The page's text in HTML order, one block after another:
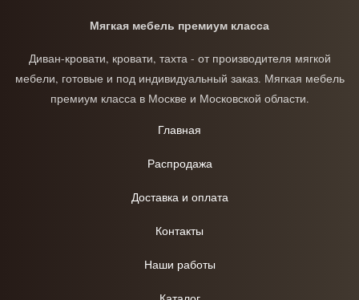
Мягкая мебель премиум класса
Диван-кровати, кровати, тахта - от производителя мягкой
мебели, готовые и под индивидуальный заказ. Мягкая мебель
премиум класса в Москве и Московской области.
Главная
Распродажа
Доставка и оплата
Контакты
Наши работы